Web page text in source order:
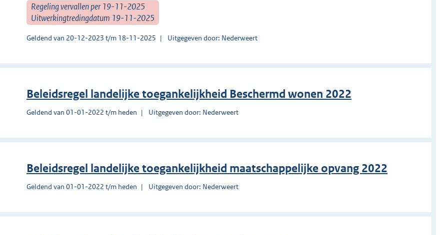
Regeling vervallen per 19-11-2025
Uitwerkingtredingdatum 19-11-2025
Geldend van 20-12-2023 t/m 18-11-2025 Uitgegeven door: Nederweert
Beleidsregel landelijke toegankelijkheid Beschermd wonen 2022
Geldend van 01-01-2022 t/m heden Uitgegeven door: Nederweert
Beleidsregel landelijke toegankelijkheid maatschappelijke opvang 2022
Geldend van 01-01-2022 t/m heden Uitgegeven door: Nederweert